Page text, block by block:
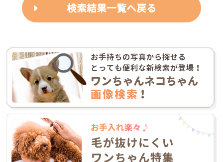
検索結果一覧へ戻る